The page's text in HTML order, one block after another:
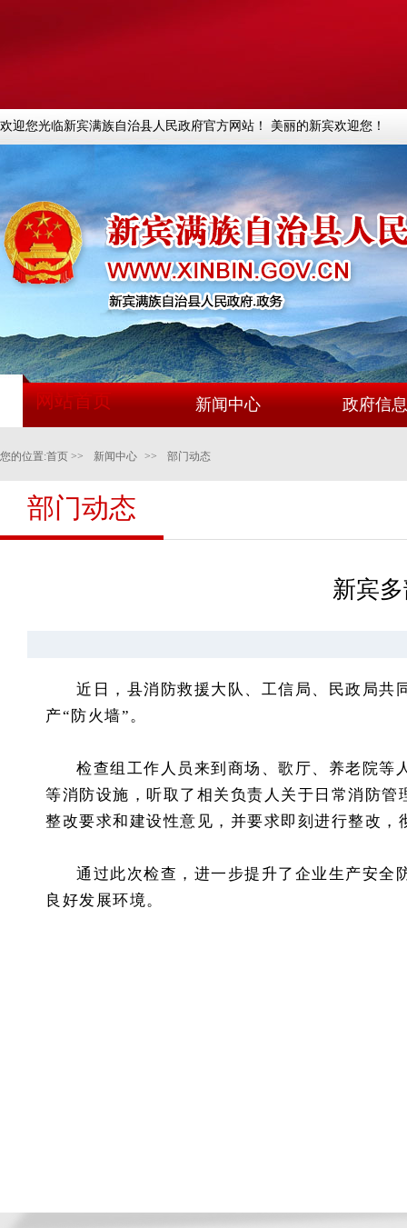
欢迎您光临新宾满族自治县人民政府官方网站！ 美丽的新宾欢迎您！
网站首页 新闻中心 政府信
您的位置:首页 >> 新闻中心 >> 部门动态
部门动态
新宾
近日，县消防救援大队、工信局、民政局共
产“防火墙”。
检查组工作人员来到商场、歌厅、养老院等
等消防设施，听取了相关负责人关于日常消防
整改要求和建设性意见，并要求即刻进行整改，
通过此次检查，进一步提升了企业生产安全
良好发展环境。